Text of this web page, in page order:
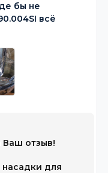
бы не
всё
Ваш отзыв!
насадки для